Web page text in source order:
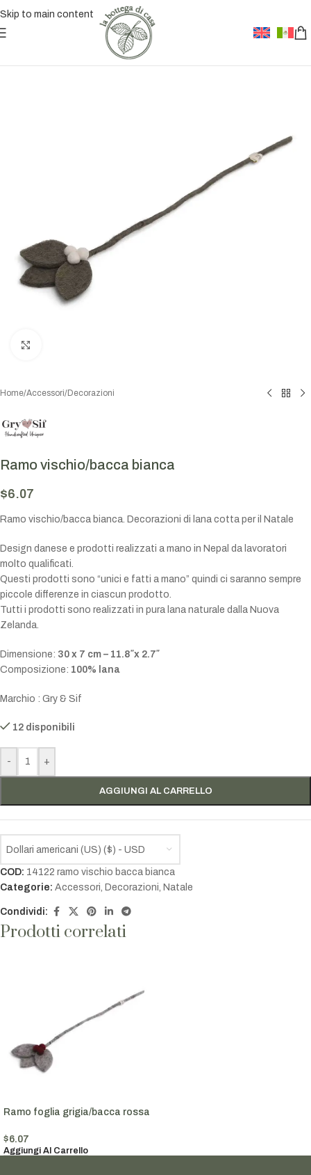
Skip to main content
Home/Accessori/Decorazioni
Ramo vischio/bacca bianca
$6.07
Ramo vischio/bacca bianca. Decorazioni di lana cotta per il Natale
Design danese e prodotti realizzati a mano in Nepal da lavoratori
molto qualificati.
Questi prodotti sono “unici e fatti a mano” quindi ci saranno sempre
piccole differenze in ciascun prodotto.
Tutti i prodotti sono realizzati in pura lana naturale dalla Nuova
Zelanda.
Dimensione: 30 x 7 cm – 11.8″x 2.7″
Composizione: 100% lana
Marchio : Gry & Sif
12 disponibili
- +
AGGIUNGI AL CARRELLO
Dollari americani (US) ($) - USD
COD: 14122 ramo vischio bacca bianca
Categorie: Accessori Decorazioni Natale
Condividi:
Prodotti correlati
Ramo foglia grigia/bacca rossa
$6.07
Aggiungi Al Carrello